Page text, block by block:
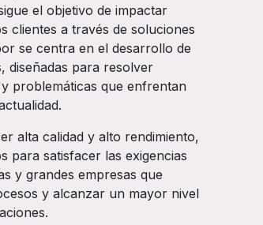
el objetivo de impactar
clientes a través de soluciones
se centra en el desarrollo de
diseñadas para resolver
problemáticas que enfrentan
alta calidad y alto rendimiento,
para satisfacer las exigencias
y grandes empresas que
y alcanzar un mayor nivel